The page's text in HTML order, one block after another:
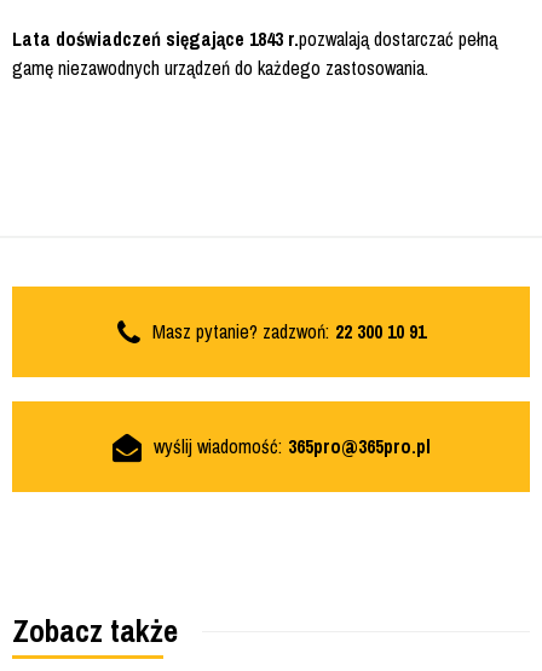
Lata doświadczeń sięgające 1843 r.pozwalają dostarczać pełną
gamę niezawodnych urządzeń do każdego zastosowania.
Masz pytanie? zadzwoń: 22 300 10 91
wyślij wiadomość: 365pro@365pro.pl
Zobacz także